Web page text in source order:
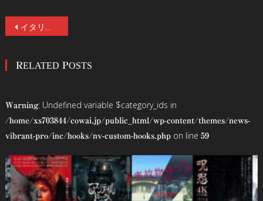
投
ナ
ゲ
ー
シ
ョ
イタリアン・ホラー史上の異色作にして異常作、『笑む窓のある家』(1976)が本国公開から約半世紀をへて日本初公開！
RELATED POSTS
Warning: Undefined variable $category_ids in
/home/xs703844/cowai.jp/public_html/wp-content/themes/news-
vibrant-pro/inc/hooks/nv-custom-hooks.phpon line 59